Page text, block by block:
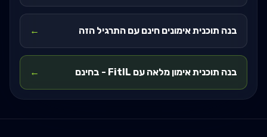
בנה תוכנית אימונים חינם עם התרגיל הזה ←
בנה תוכנית אימון מלאה עם FitIL - בחינם ←